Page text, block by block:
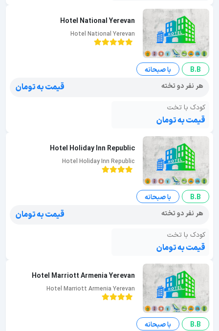
Hotel National Yerevan
Hotel National Yerevan
B.B
با صبحانه
هر نفر دو تخته
قیمت به تومان
کودک با تخت
قیمت به تومان
Hotel Holiday Inn Republic
Hotel Holiday Inn Republic
B.B
با صبحانه
هر نفر دو تخته
قیمت به تومان
کودک با تخت
قیمت به تومان
Hotel Marriott Armenia Yerevan
Hotel Marriott Armenia Yerevan
B.B
با صبحانه